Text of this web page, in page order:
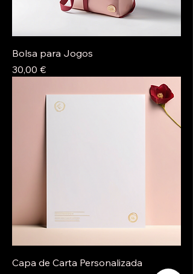
Bolsa para Jogos
Preço
30,00 €
Capa de Carta Personalizada